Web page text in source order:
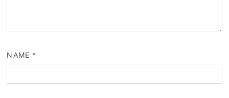
NAME *